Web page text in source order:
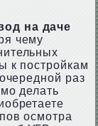
на даче
чему
к постройкам
раз
делать
осмотра